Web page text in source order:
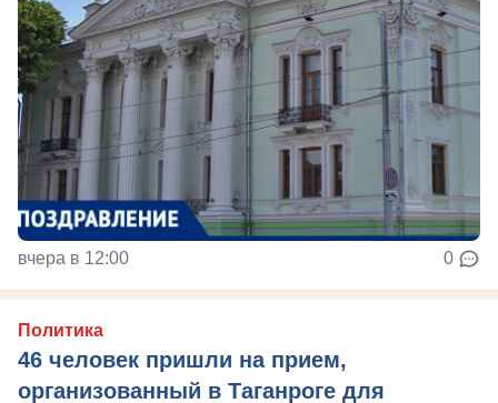
вчера в 12:00 0
Политика
46 человек пришли на прием,
организованный в Таганроге для